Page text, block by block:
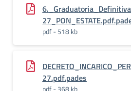
pdf - 518 kb
27.pdf.pades
pdf - 368 kb